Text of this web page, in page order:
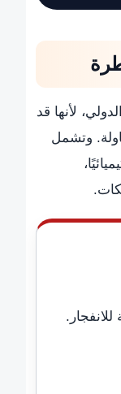
لأنها قد
وتشمل